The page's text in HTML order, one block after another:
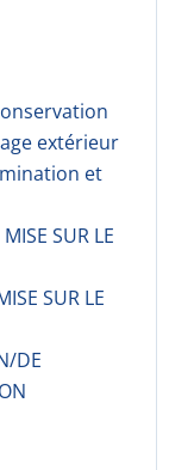
extérieur
et
SUR LE
SUR LE
DE